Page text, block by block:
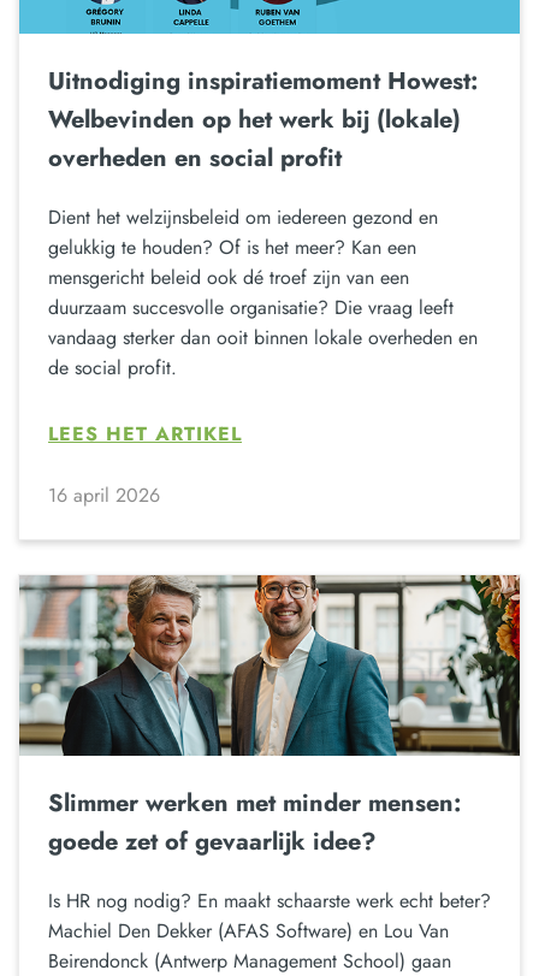
Uitnodiging inspiratiemoment Howest:
Welbevinden op het werk bij (lokale)
overheden en social profit
Dient het welzijnsbeleid om iedereen gezond en
gelukkig te houden? Of is het meer? Kan een
mensgericht beleid ook dé troef zijn van een
duurzaam succesvolle organisatie? Die vraag leeft
vandaag sterker dan ooit binnen lokale overheden en
de social profit.
LEES HET ARTIKEL
16 april 2026
Slimmer werken met minder mensen:
goede zet of gevaarlijk idee?
Is HR nog nodig? En maakt schaarste werk echt beter?
Machiel Den Dekker (AFAS Software) en Lou Van
Beirendonck (Antwerp Management School) gaan